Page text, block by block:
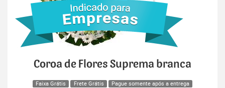
Coroa de Flores Suprema branca
Faixa Grátis Frete Grátis Pague somente após a entrega